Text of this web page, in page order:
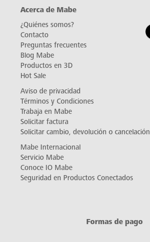
Acerca de Mabe
¿Quiénes somos?
Contacto
Preguntas frecuentes
Blog Mabe
Productos en 3D
Hot Sale
Aviso de privacidad
Términos y Condiciones
Trabaja en Mabe
Solicitar factura
Solicitar cambio, devolución o cancelación
Mabe Internacional
Servicio Mabe
Conoce IO Mabe
Seguridad en Productos Conectados
Formas de pago